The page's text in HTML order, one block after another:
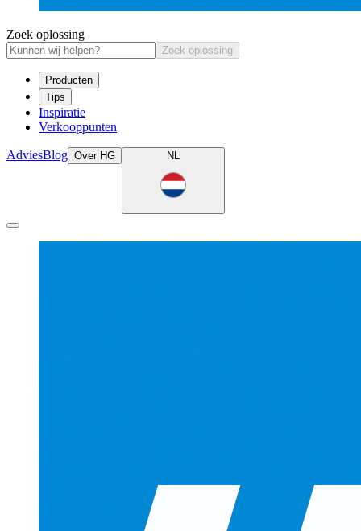
Zoek oplossing
Zoek oplossing
Producten
Tips
Inspiratie
Verkooppunten
AdviesBlog Over HG NL